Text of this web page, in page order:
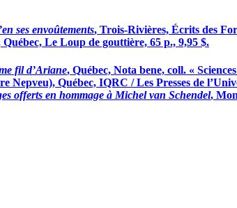
ses envoûtements, Trois-Rivières, Écrits des
Québec, Le Loup de gouttière, 65 p., 9,95 $.
fil d’Ariane, Québec, Nota bene, coll. «
Nepveu), Québec, IQRC / Les Presses de
offerts en hommage à Michel van Schendel,